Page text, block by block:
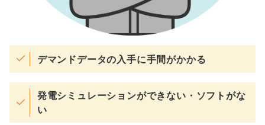
デマンドデータの入手に手間がかかる
発電シミュレーションができない・ソフトがな
い